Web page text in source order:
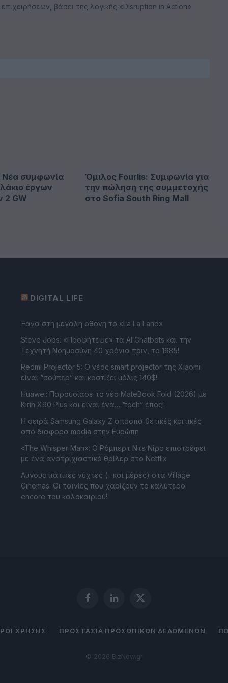
βάσει της λογικής «Disruption in Action»
συμφωνία
έργων
2 GW
Όμιλος Fourlis: Συμφωνία για
την πώληση της συμμετοχής
στο Sofia South Ring Mall
DIGITAL LIFE
Ξανά στη μεγάλη οθόνη το «La La Land»
Steve Jobs: «Προφήτεψε» τα AI Chatbots και την
Τεχνητή Νοημοσύνη 40 χρόνια πριν, το 1985!
Redmi Projector 5: Ο νέος smart projector της Xiaomi
είναι “σούπερ” και κοστίζει μόλις 140$!
Huawei: Παρουσίασε το νέο MateBook Fold (2026) με
Kirin X90 Plus και είναι ένα… “tech” έπος!
Η σειρά Samsung Galaxy Z αποσπά θετικές κριτικές
από διάφορα media στην Ευρώπη
«The Whisper Man»: Ο Ρόμπερτ Ντε Νίρο επιστρέφει
με ένα ανατριχιαστικό θρίλερ στο Netflix
Αυγουστιάτικες νύχτες (…και μέρες) στα Village
Cinemas: Οι ταινίες που χαρίζουν το καλύτερο
encore του καλοκαιριού!
FacebookLinkedInX
ΧΡΗΣΗΣ ΠΡΟΣΤΑΣΙΑ ΠΡΟΣΩΠΙΚΩΝ ΔΕΔΟΜΕΝΩΝ
© 2026 BizNow.gr